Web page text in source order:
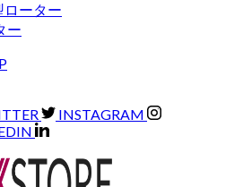
ローター
ー
INSTAGRAM